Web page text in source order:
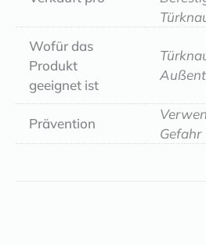
Wofür das
Produkt
geeignet ist
Prävention
Gefahr